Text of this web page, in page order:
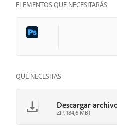
ELEMENTOS QUE NECESITARÁS
QUÉ NECESITAS
Descargar
ZIP, 184,6 MB)